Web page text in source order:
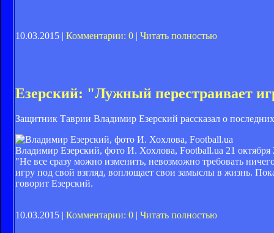
10.03.2015 | Комментарии: 0 | Читать полностью
Езерский: "Лужный перестраивает
Защитник Таврии Владимир Езерский рассказал о
Владимир Езерский, фото И. Хохлова, Football.ua 21 октября
"Не все сразу можно изменить, невозможно требовать
игру под свой взгляд, воплощает свои замыслы в жизнь.
говорит Езерский.
10.03.2015 | Комментарии: 0 Читать полностью